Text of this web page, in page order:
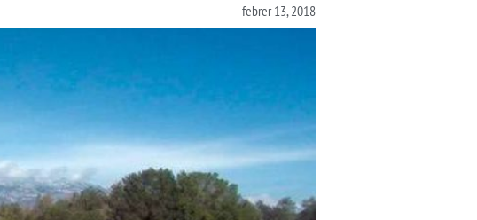
febrer 13, 2018